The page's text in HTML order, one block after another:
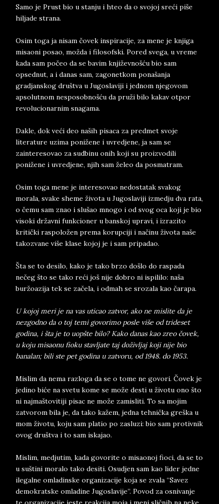
Samo je Prust bio u stanju i hteo da o svojoj sreći piše
hiljade strana.
Osim toga ja nisam čovek inspiracije, za mene je knjiga
misaoni posao, možda i filosofski. Pored svega, u vreme
kada sam počeo da se bavim književnošću bio sam
opsednut, a i danas sam, zagonetkom ponašanja
gradjanskog društva u Jugoslaviji i jednom njegovom
apsolutnom nesposobnošću da pruži bilo kakav otpor
revolucionarnim snagama.
Dakle, dok veći deo naših pisaca za predmet svoje
literature uzima ponižene i uvredjene, ja sam se
zainteresovao za sudbinu onih koji su proizvodili
ponižene i uvredjene, njih sam želeo da posmatram.
Osim toga mene je interesovao nedostatak svakog
morala, svake sheme života u Jugoslaviji izmedju dva rata,
o čemu sam znao i slušao mnogo i od svog oca koji je bio
visoki državni funkcioner u banskoj upravi, i izrazito
kritički raspoložen prema korupciji i načinu života naše
takozvane više klase kojoj je i sam pripadao.
Šta se to desilo, kako je tako brzo došlo do raspada
nečeg što se tako reći još nije dobro ni ispililo: naša
buržoazija tek se začela, i odmah se srozala kao čarapa.
U kojoj meri je na vas uticao zatvor, ako ne mislite da je
nezgodno da o toj temi govorimo posle više od trideset
godina, i šta je to uopšte bilo? Kako danas kao zreo čovek,
u koju misaonu fioku stavljate taj doživljaj koji nije bio
banalan; bili ste pet godina u zatvoru, od 1948. do 1953.
Mislim da nema razloga da se o tome ne govori. Čovek je
jedino biće na svetu kome se može desti u životu ono što
ni najmaštovitiji pisac ne može zamisliti. To sa mojim
zatvorom bila je, da tako kažem, jedna tehnička greška u
mom životu, koju sam platio po zasluzi: bio sam protivnik
ovog društva i to sam iskajao.
Mislim, medjutim, kada govorite o misaonoj fioci, da se to
u suštini moralo tako desiti. Osudjen sam kao lider jedne
ilegalne omladinske organizacije koja se zvala “Savez
demokratske omladine Jugoslavije”. Povod za osnivanje